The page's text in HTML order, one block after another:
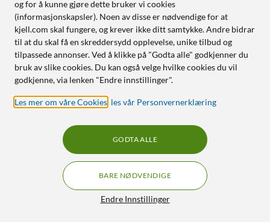
Bli medlem og få ekstra bra medlemspriser, poeng på alt
du handler og 100 dagers åpent kjøp. Medlemskapet ditt
er helt digitalt – praktisk og kortløst!
Les mer om medlemskapet
BLI MEDLEM
og for å kunne gjøre dette bruker vi cookies
(informasjonskapsler). Noen av disse er nødvendige for at
kjell.com skal fungere, og krever ikke ditt samtykke. Andre bidrar
til at du skal få en skreddersydd opplevelse, unike tilbud og
tilpassede annonser. Ved å klikke på "Godta alle" godkjenner du
bruk av slike cookies. Du kan også velge hvilke cookies du vil
godkjenne, via lenken "Endre innstillinger".
Les mer om våre Cookies les vår Personvernerklæring
Endre Innstillinger
BARE NØDVENDIGE
GODTA ALLE